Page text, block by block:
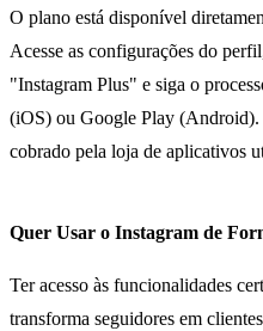
O plano está disponível
Acesse as configurações do
"Instagram Plus" e siga o
(iOS) ou Google Play
cobrado pela loja de aplicativos
Quer Usar o Instagram de
Ter acesso às funcionalidades
transforma seguidores em